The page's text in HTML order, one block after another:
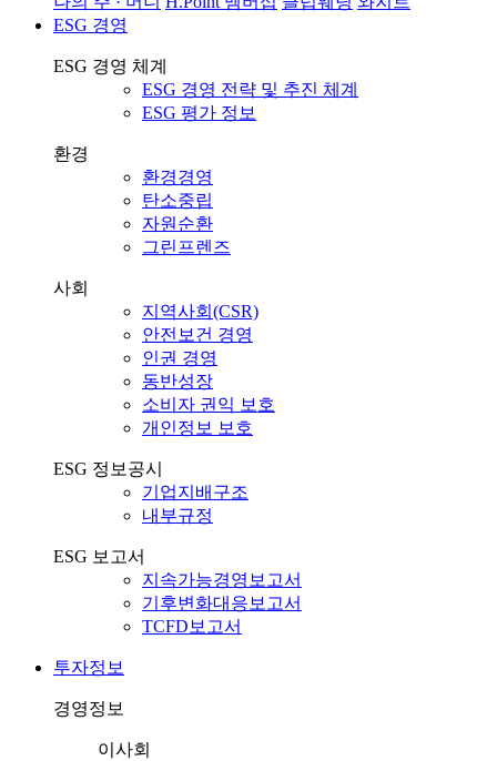
ESG 경영
ESG 경영 체계
ESG 경영 전략 및 추진 체계
ESG 평가 정보
환경
환경경영
탄소중립
자원순환
그린프렌즈
사회
지역사회(CSR)
안전보건 경영
인권 경영
동반성장
소비자 권익 보호
개인정보 보호
ESG 정보공시
기업지배구조
내부규정
ESG 보고서
지속가능경영보고서
기후변화대응보고서
TCFD보고서
투자정보
경영정보
이사회